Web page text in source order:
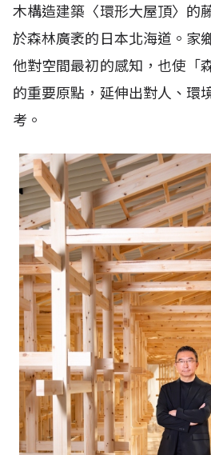
木構造建築〈環形大屋頂〉的
於森林廣袤的日本北海道。家
他對空間最初的感知，也使「
的重要原點，延伸出對人、環
考。